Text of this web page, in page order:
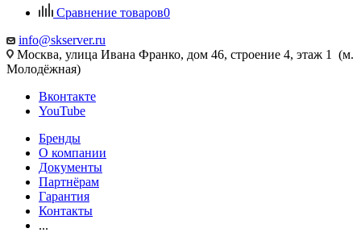
Сравнение товаров0
info@skserver.ru
Москва, улица Ивана Франко, дом 46, строение 4, этаж 1 (м.
Молодёжная)
Вконтакте
YouTube
Бренды
О компании
Документы
Партнёрам
Гарантия
Контакты
...